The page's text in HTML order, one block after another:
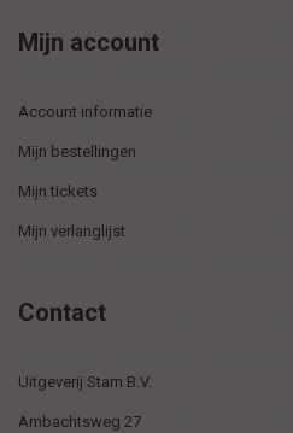
Mijn account
Account informatie
Mijn bestellingen
Mijn tickets
Mijn verlanglijst
Contact
Uitgeverij Stam B.V.
Ambachtsweg 27